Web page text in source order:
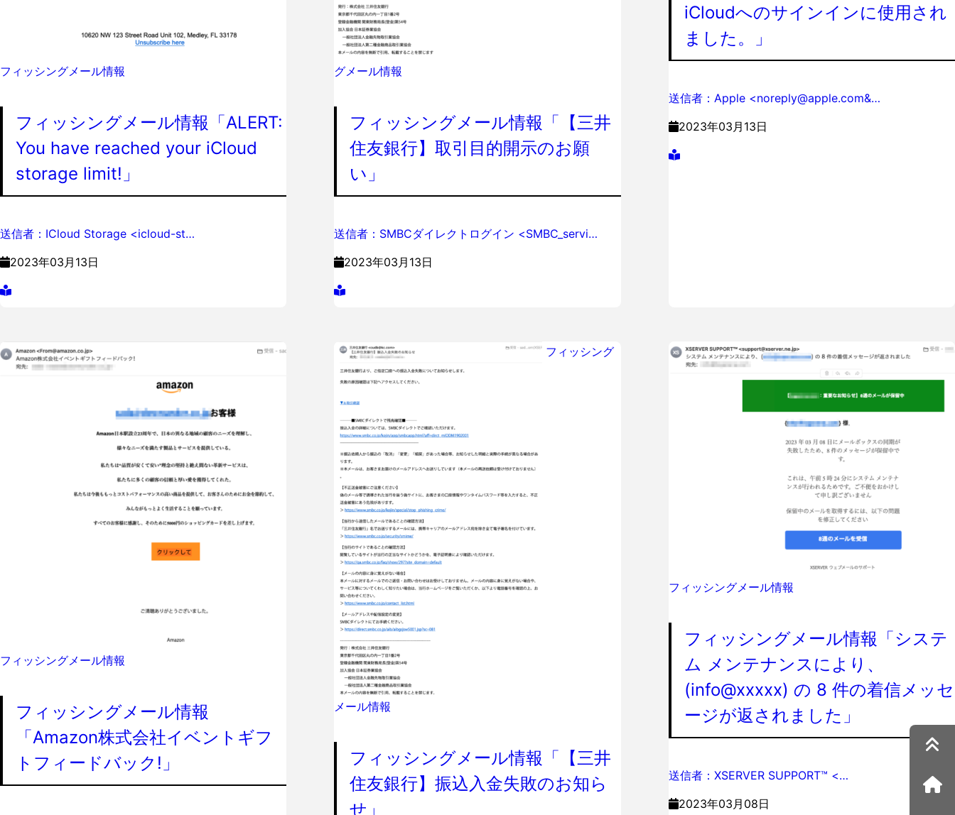
フィッシングメール情報
フィッシングメール情報「ALERT:
You have reached your iCloud
storage limit!」
送信者：ICloud Storage <icloud-st…
2023年03月13日
グメール情報
フィッシングメール情報「【三井
住友銀行】取引目的開示のお願
い」
送信者：SMBCダイレクトログイン <SMBC_servi…
2023年03月13日
iCloudへのサインインに使用され
ました。」
送信者：Apple <noreply@apple.com&…
2023年03月13日
フィッシングメール情報
フィッシングメール情報
「Amazon株式会社イベントギフ
トフィードバック!」
フィッシング
メール情報
フィッシングメール情報「【三井
住友銀行】振込入金失敗のお知ら
せ」
フィッシングメール情報
フィッシングメール情報「システ
ム メンテナンスにより、
(info@xxxxx) の 8 件の着信メッセ
ージが返されました」
送信者：XSERVER SUPPORT™ <…
2023年03月08日